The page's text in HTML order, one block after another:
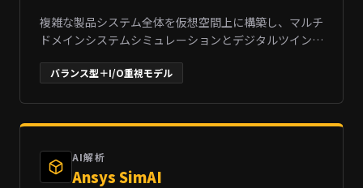
複雑な製品システム全体を仮想空間上に構築し、マルチ
ドメインシステムシミュレーションとデジタルツインの
磁界などの3D物理モデルから抽出したROM（低次元化
運用最適化など、製造業のDXを加速させます。
バランス型＋I/O重視モデル
AI解析
Ansys SimAI